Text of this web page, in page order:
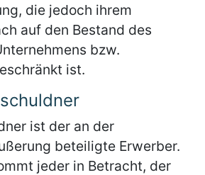
die jedoch ihrem
auf den Bestand des
bzw.
ist.
ist der an der
beteiligte Erwerber.
jeder in Betracht, der